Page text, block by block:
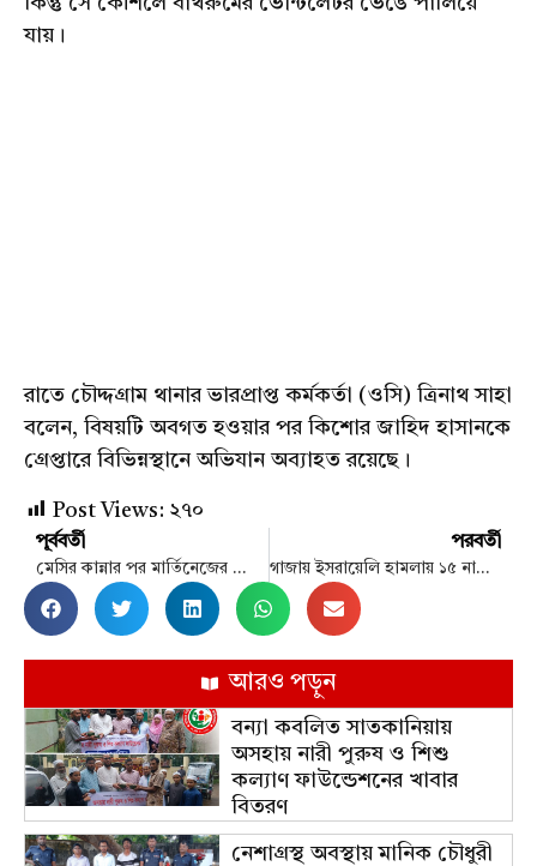
যায়।
রাতে চৌদ্দগ্রাম থানার ভারপ্রাপ্ত কর্মকর্তা (ওসি) ত্রিনাথ সাহা
বলেন, বিষয়টি অবগত হওয়ার পর কিশোর জাহিদ হাসানকে
গ্রেপ্তারে বিভিন্নস্থানে অভিযান অব্যাহত রয়েছে।
Post Views: ২৭০
পূর্ববর্তী
মেসির কান্নার পর মার্তিনেজের গোলে আর্জেন্টিনার ত্রিমুকুট
পরবর্তী
গাজায় ইসরায়েলি হামলায় ১৫ নারী-শিশু নিহত
আরও পড়ুন
বন্যা কবলিত সাতকানিয়ায়
অসহায় নারী পুরুষ ও শিশু
কল্যাণ ফাউন্ডেশনের খাবার
বিতরণ
নেশাগ্রস্থ অবস্থায় মানিক চৌধুরী